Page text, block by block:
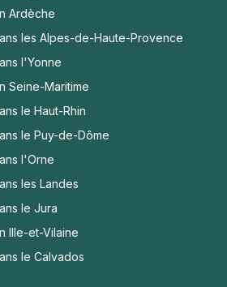
Ardèche
les Alpes-de-Haute-Provence
l'Yonne
Seine-Maritime
le Haut-Rhin
le Puy-de-Dôme
l'Orne
les Landes
le Jura
Ille-et-Vilaine
le Calvados